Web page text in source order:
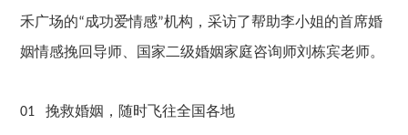
禾广场的“成功爱情感”机构 ，采访了帮助李小姐的首席婚
姻情感挽回导师、国家二级婚姻家庭咨询师刘栋宾老师。
01挽救婚姻，随时飞往全国各地